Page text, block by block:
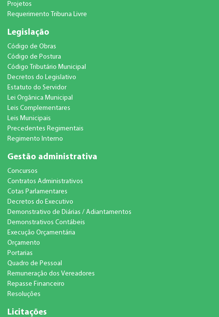
Projetos
Requerimento Tribuna Livre
Legislação
Código de Obras
Código de Postura
Código Tributário Municipal
Decretos do Legislativo
Estatuto do Servidor
Lei Orgânica Municipal
Leis Complementares
Leis Municipais
Precedentes Regimentais
Regimento Interno
Gestão administrativa
Concursos
Contratos Administrativos
Cotas Parlamentares
Decretos do Executivo
Demonstrativo de Diárias / Adiantamentos
Demonstrativos Contábeis
Execução Orçamentária
Orçamento
Portarias
Quadro de Pessoal
Remuneração dos Vereadores
Repasse Financeiro
Resoluções
Licitações